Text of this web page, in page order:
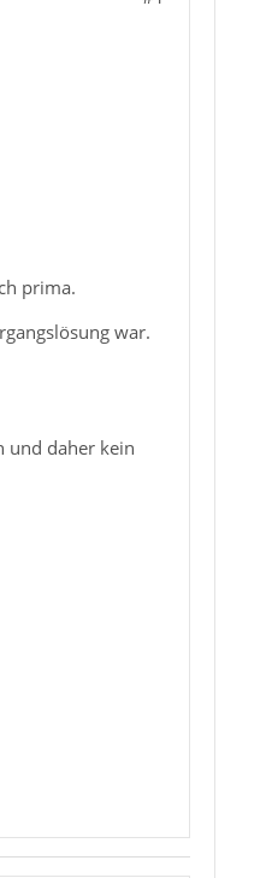
prima.
war.
und daher kein